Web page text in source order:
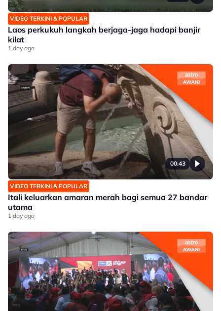
VIDEO TERKINI & POPULAR
Laos perkukuh langkah berjaga-jaga hadapi banjir
kilat
1 day ago
00:43
VIDEO TERKINI & POPULAR
Itali keluarkan amaran merah bagi semua 27 bandar
utama
1 day ago